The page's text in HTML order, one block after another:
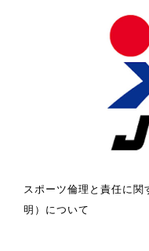
スポーツ倫理と責任に関
明）について